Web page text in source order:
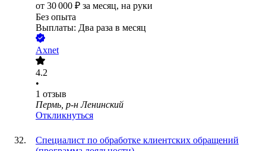
от 30 000 ₽ за месяц, на руки
Без опыта
Выплаты: Два раза в месяц
Axnet
4.2
•
1 отзыв
Пермь, р-н Ленинский
Откликнуться
Специалист по обработке клиентских обращений